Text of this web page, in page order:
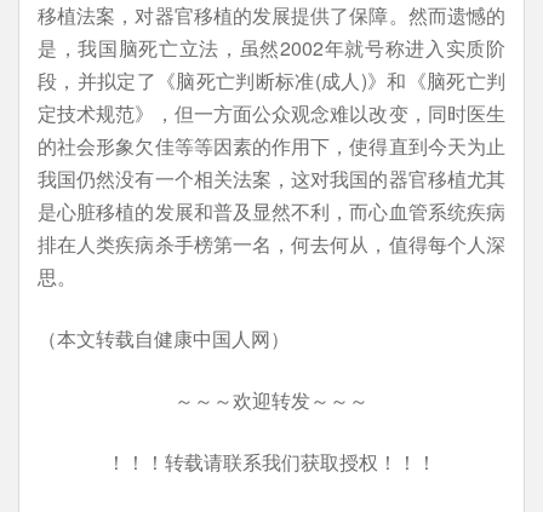
移植法案，对器官移植的发展提供了保障。然而遗憾的
是，我国脑死亡立法，虽然2002年就号称进入实质阶
段，并拟定了《脑死亡判断标准(成人)》和《脑死亡判
定技术规范》，但一方面公众观念难以改变，同时医生
的社会形象欠佳等等因素的作用下，使得直到今天为止
我国仍然没有一个相关法案，这对我国的器官移植尤其
是心脏移植的发展和普及显然不利，而心血管系统疾病
排在人类疾病杀手榜第一名，何去何从，值得每个人深
思。
（本文转载自健康中国人网）
～～～欢迎转发～～～
！！！转载请联系我们获取授权！！！